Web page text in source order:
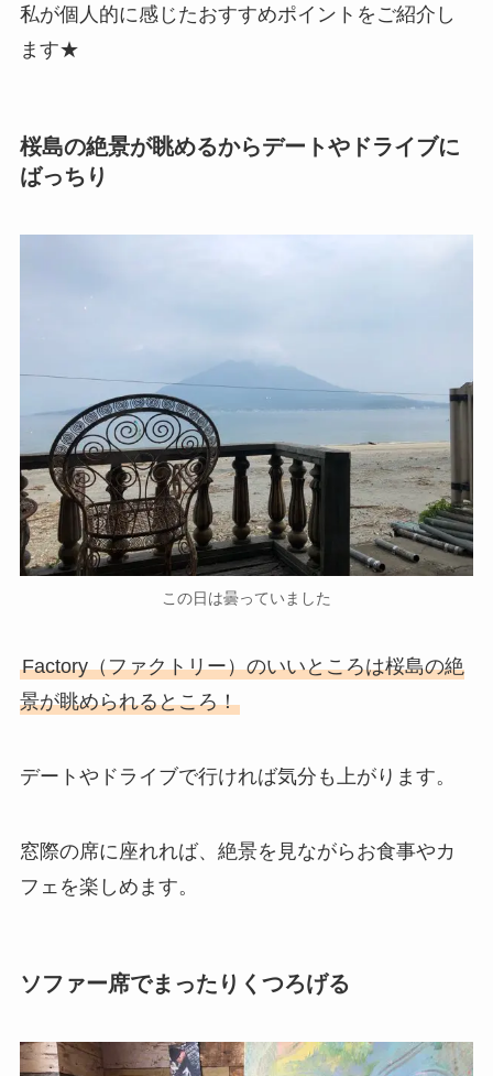
私が個人的に感じたおすすめポイントをご紹介し
ます★
桜島の絶景が眺めるからデートやドライブに
ばっちり
この日は曇っていました
Factory（ファクトリー）のいいところは桜島の絶
景が眺められるところ！
デートやドライブで行ければ気分も上がります。
窓際の席に座れれば、絶景を見ながらお食事やカ
フェを楽しめます。
ソファー席でまったりくつろげる